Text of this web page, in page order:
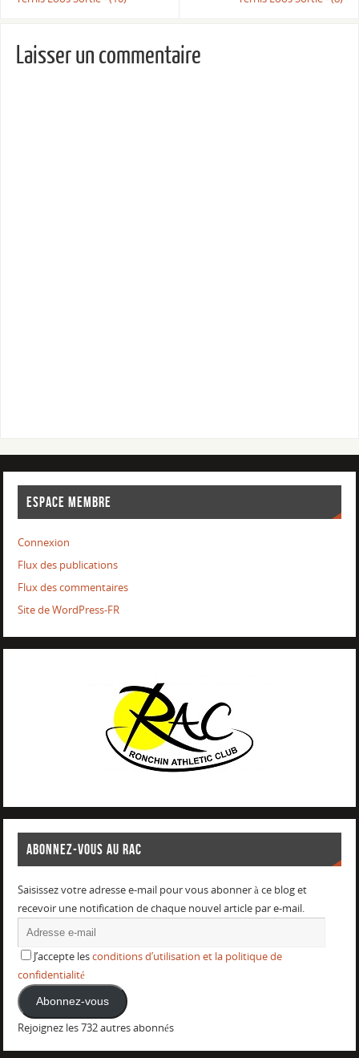
Laisser un commentaire
ESPACE MEMBRE
Connexion
Flux des publications
Flux des commentaires
Site de WordPress-FR
ABONNEZ-VOUS AU RAC
Saisissez votre adresse e-mail pour vous abonner à ce blog et
recevoir une notification de chaque nouvel article par e-mail.
J’accepte lesconditions d’utilisation et la politique de
confidentialité
Abonnez-vous
Rejoignez les 732 autres abonnés